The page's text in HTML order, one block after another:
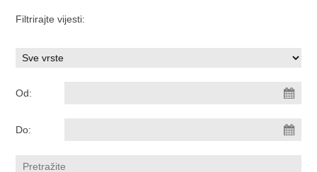
Filtrirajte vijesti:
Od:
Do: